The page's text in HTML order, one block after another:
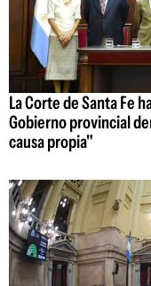
La Corte de Santa Fe
Gobierno provincial
causa propia"